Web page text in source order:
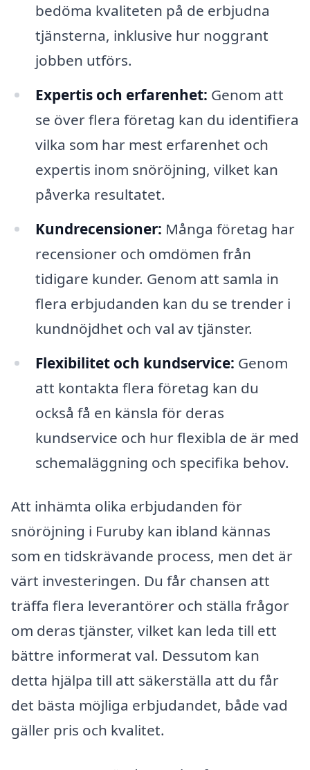
bedöma kvaliteten på de erbjudna
tjänsterna, inklusive hur noggrant
jobben utförs.
Expertis och erfarenhet: Genom att
se över flera företag kan du identifiera
vilka som har mest erfarenhet och
expertis inom snöröjning, vilket kan
påverka resultatet.
Kundrecensioner: Många företag har
recensioner och omdömen från
tidigare kunder. Genom att samla in
flera erbjudanden kan du se trender i
kundnöjdhet och val av tjänster.
Flexibilitet och kundservice: Genom
att kontakta flera företag kan du
också få en känsla för deras
kundservice och hur flexibla de är med
schemaläggning och specifika behov.
Att inhämta olika erbjudanden för
snöröjning i Furuby kan ibland kännas
som en tidskrävande process, men det är
värt investeringen. Du får chansen att
träffa flera leverantörer och ställa frågor
om deras tjänster, vilket kan leda till ett
bättre informerat val. Dessutom kan
detta hjälpa till att säkerställa att du får
det bästa möjliga erbjudandet, både vad
gäller pris och kvalitet.